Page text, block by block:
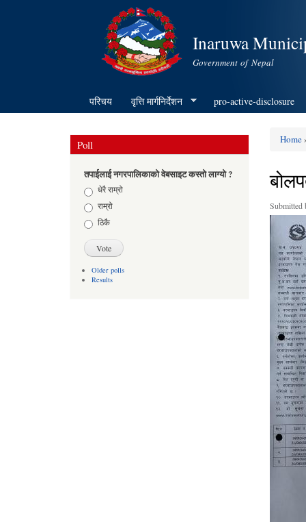
Inaruwa
Government of Nepal
परिचय वृत्ति मार्गनिर्देशन pro-active-disclosure
Poll
तपाईलाई नगरपालिकाको वेबसाइट कस्तो लाग्यो ?
Choicesधेरै राम्रो
राम्रो
ठिकै
Older polls
Results
You
Home
Submitted